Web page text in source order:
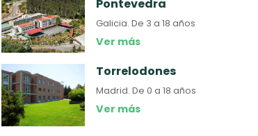
Pontevedra
Galicia.De 3 a 18 años
Ver más
Torrelodones
Madrid.De 0 a 18 años
Ver más